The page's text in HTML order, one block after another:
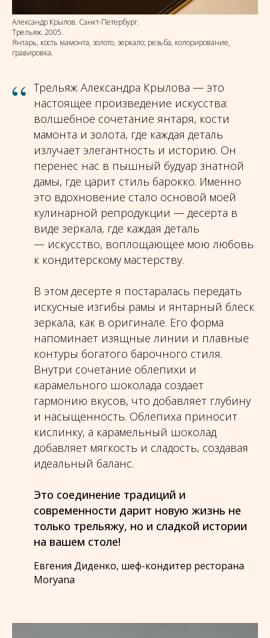
Александр Крылов. Санкт-Петербург.
Трельяж. 2005.
Янтарь, кость мамонта, золото, зеркало; резьба, колорирование,
гравировка.
“ Трельяж Александра Крылова — это
настоящее произведение искусства:
волшебное сочетание янтаря, кости
мамонта и золота, где каждая деталь
излучает элегантность и историю. Он
перенес нас в пышный будуар знатной
дамы, где царит стиль барокко. Именно
это вдохновение стало основой моей
кулинарной репродукции — десерта в
виде зеркала, где каждая деталь
— искусство, воплощающее мою любовь
к кондитерскому мастерству.
В этом десерте я постаралась передать
искусные изгибы рамы и янтарный блеск
зеркала, как в оригинале. Его форма
напоминает изящные линии и плавные
контуры богатого барочного стиля.
Внутри сочетание облепихи и
карамельного шоколада создает
гармонию вкусов, что добавляет глубину
и насыщенность. Облепиха приносит
кислинку, а карамельный шоколад
добавляет мягкость и сладость, создавая
идеальный баланс.
Это соединение традиций и
современности дарит новую жизнь не
только трельяжу, но и сладкой истории
на вашем столе!
Евгения Диденко, шеф-кондитер ресторана
Moryana